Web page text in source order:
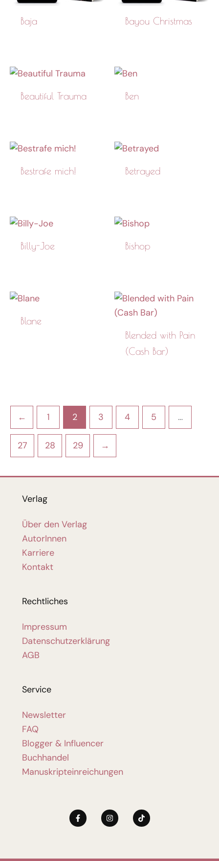
Baja Bayou Christmas
Beautiful Trauma Ben
Bestrafe mich! Betrayed
Billy-Joe Bishop
Blane
Blended with Pain
(Cash Bar)
← 1 2 3 4 5 …
27 28 29 →
Verlag
Über den Verlag
AutorInnen
Karriere
Kontakt
Rechtliches
Impressum
Datenschutzerklärung
AGB
Service
Newsletter
FAQ
Blogger & Influencer
Buchhandel
Manuskripteinreichungen